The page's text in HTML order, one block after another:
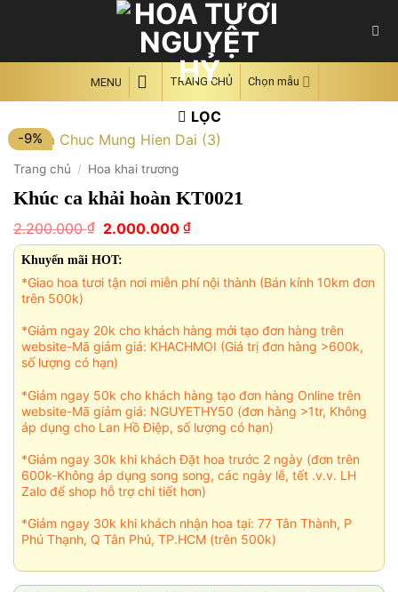
MENU TRANG CHỦ Chọn mẫu
LỌC
-9%
Trang chủ / Hoa khai trương
Khúc ca khải hoàn KT0021
2.200.000₫ Giá
gốc
là:
2.200.000 ₫.
2.000.000 ₫Giá
hiện
2.000.000 ₫.
Khuyến mãi HOT:
*Giao hoa tươi tận nơi miễn phí nội thành (Bán kính 10km đơn
trên 500k)
*Giảm ngay 20k cho khách hàng mới tạo đơn hàng trên
website-Mã giảm giá: KHACHMOI (Giá trị đơn hàng >600k,
số lượng có hạn)
*Giảm ngay 50k cho khách hàng tạo đơn hàng Online trên
website-Mã giảm giá: NGUYETHY50 (đơn hàng >1tr, Không
áp dụng cho Lan Hồ Điệp, số lượng có hạn)
*Giảm ngay 30k khi khách Đặt hoa trước 2 ngày (đơn trên
600k-Không áp dụng song song, các ngày lễ, tết .v.v. LH
Zalo để shop hỗ trợ chi tiết hơn)
*Giảm ngay 30k khi khách nhận hoa tại: 77 Tân Thành, P
Phú Thạnh, Q Tân Phú, TP.HCM (trên 500k)